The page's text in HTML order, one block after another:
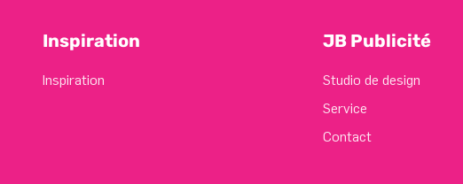
Inspiration
Inspiration
JB Publicité
Studio de design
Service
Contact